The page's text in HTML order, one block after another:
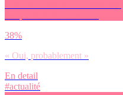
38%
« Oui, probablement »
En detail
#actualité